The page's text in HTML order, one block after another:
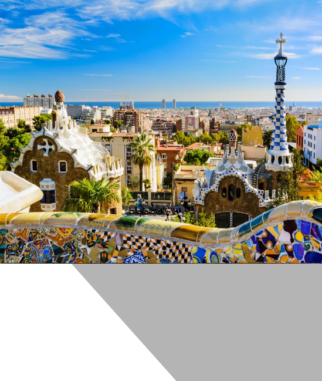
Nur notwendige Cookies
Unvergleichlich lecker
Mit dem Klick auf „geht klar” ermöglichen Sie uns Ihnen über Cookies ein
personalisierte Werbung und passende Angebote anzeigen. Über „anpassen”
Cookies” werden lediglich technisch notwendige Cookies gespeichert.
Anpassen Geht klar
Datenschutzerklärung
Cookierichtlinie
« zurück
Ihre Cookie-Präferenzen verwalten
Wählen Sie, welche Cookies Sie auf check24.de akzeptieren.
Die Cookierichtlinie finden Sie
hier.
Notwendig